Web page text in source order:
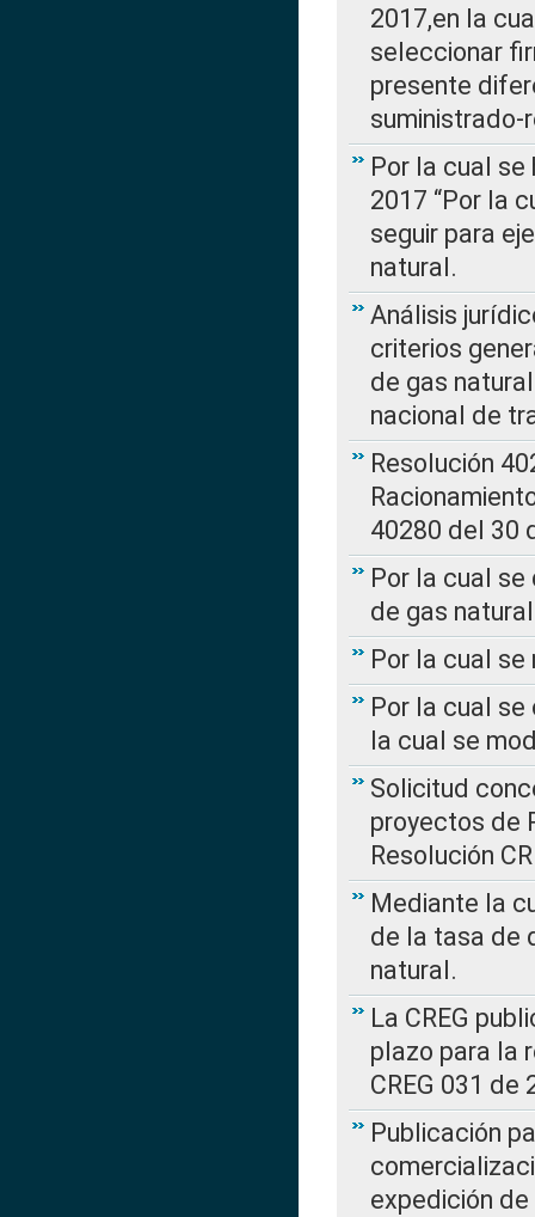
2017,en la
seleccionar
presente
Por la cual se
2017 “Por la
seguir para
natural.
Análisis
criterios
de gas
nacional de
Resolución
40280 del 30
Por la cual
de gas natural
Por la cual se
Por la cual se
la cual se
Solicitud
proyectos de
Resolución
Mediante la
de la tasa de
natural.
La CREG
plazo para la
CREG 031 de
Publicación
expedición de